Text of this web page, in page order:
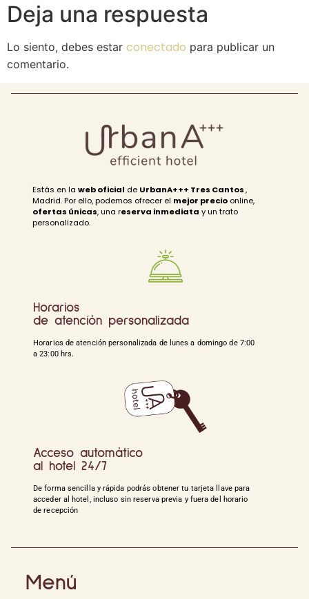
Deja una respuesta
Lo siento, debes estar conectado para publicar un
comentario.
Estás en laweb oficial de UrbanA+++ Tres Cantos,
Madrid. Por ello, podemos ofrecer el mejor precio online,
ofertas únicas, una reserva inmediata y un trato
personalizado.
Horarios
de atención personalizada
Horarios de atención personalizada de lunes a domingo de 7:00
a 23:00 hrs.
Acceso automático
al hotel 24/7
De forma sencilla y rápida podrás obtener tu tarjeta llave para
acceder al hotel, incluso sin reserva previa y fuera del horario
de recepción
Menú